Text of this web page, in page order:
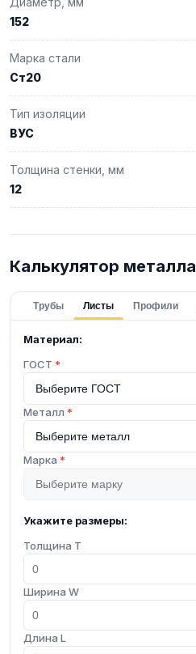
152
Марка стали
Ст20
Тип изоляции
ВУС
Толщина стенки, мм
12
Калькулятор металла
Трубы Листы Профили
Материал:
ГОСТ *
Металл *
Марка *
Укажите размеры:
Толщина T
Ширина W
Длина L